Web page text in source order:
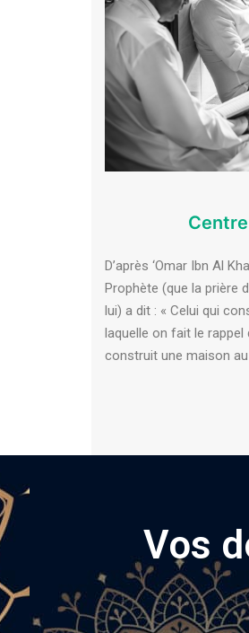
D’après ‘Omar Ibn Al
Prophète (que la prière
lui) a dit : « Celui qui
laquelle on fait le rappel
construit une maison
Vos